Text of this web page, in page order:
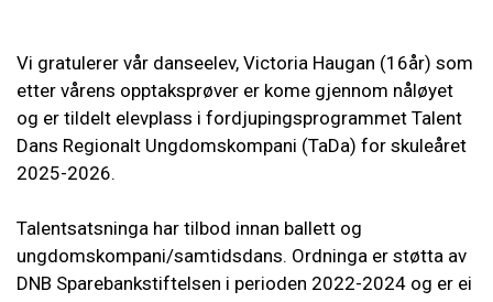
Vi gratulerer vår danseelev, Victoria Haugan (16år) som
etter vårens opptaksprøver er kome gjennom nåløyet
og er tildelt elevplass i fordjupingsprogrammet Talent
Dans Regionalt Ungdomskompani (TaDa) for skuleåret
2025-2026.
Talentsatsninga har tilbod innan ballett og
ungdomskompani/samtidsdans. Ordninga er støtta av
DNB Sparebankstiftelsen i perioden 2022-2024 og er ei